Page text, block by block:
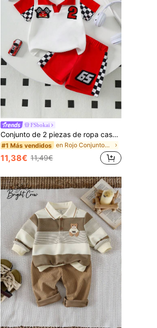
FSbokai
Conjunto de 2 piezas de ropa casual de moda para bebé niño con camisa de manga corta blanca con decoración bordada y pantalones cortos a cuadros rojos y blancos y negros, conjunto de verano
#1 Más vendidos en Rojo Conjuntos para bebés niños
11,38€ 11,49€